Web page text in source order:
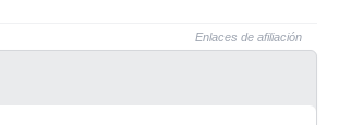
Enlaces de afiliación